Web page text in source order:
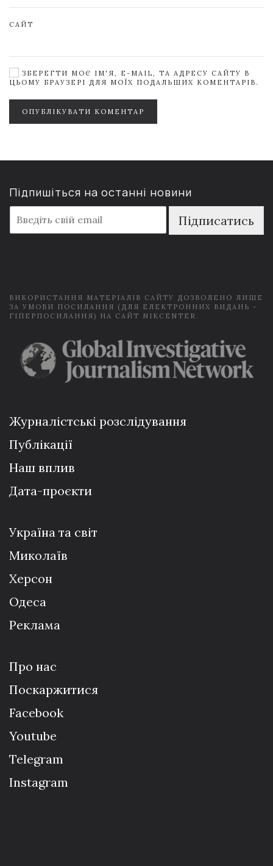
САЙТ
ЗБЕРЕГТИ МОЄ ІМ'Я, E-MAIL, ТА АДРЕСУ САЙТУ В
ЦЬОМУ БРАУЗЕРІ ДЛЯ МОЇХ ПОДАЛЬШИХ КОМЕНТАРІВ.
ОПУБЛІКУВАТИ КОМЕНТАР
Підпишіться на останні новини
m
a
Підписатись
ВИКОРИСТАННЯ МАТЕРІАЛІВ САЙТУ ДОЗВОЛЕНО ЛИШЕ
ЗА УМОВИ ПОСИЛАННЯ (ДЛЯ ЕЛЕКТРОННИХ ВИДАНЬ -
ГІПЕРПОСИЛАННЯ) НА САЙТ NIKCENTER.
Журналістські розслідування
Публікації
Наш вплив
Дата-проєкти
Україна та світ
Миколаїв
Херсон
Одеса
Реклама
Про нас
Поскаржитися
Facebook
Youtube
Telegram
Instagram